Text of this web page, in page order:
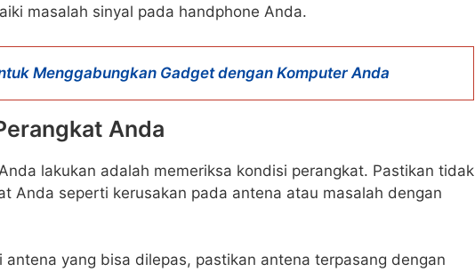
masalah sinyal pada handphone Anda.
Menggabungkan Gadget dengan Komputer Anda
Anda
lakukan adalah memeriksa kondisi perangkat. Pastikan tidak
Anda seperti kerusakan pada antena atau masalah dengan
yang bisa dilepas, pastikan antena terpasang dengan